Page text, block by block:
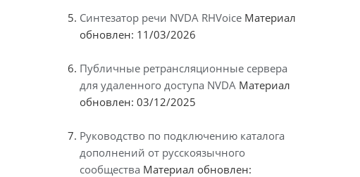
Синтезатор речи NVDA RHVoice Материал
обновлен: 11/03/2026
Публичные ретрансляционные сервера
для удаленного доступа NVDA Материал
обновлен: 03/12/2025
Руководство по подключению каталога
дополнений от русскоязычного
сообщества Материал обновлен: